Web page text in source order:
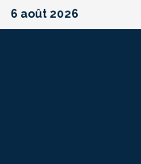
Passer
au
6 août 2026